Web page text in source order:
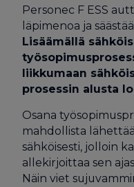
Personec F ESS
läpimenoa ja
Lisäämällä
liikkumaan
prosessin alusta
Osana
mahdollista
sähköisesti, jolloin
allekirjoittaa sen
Näin viet